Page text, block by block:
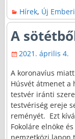
Hírek, Új
A
2021. április 4.
A koronavíus
Húsvét átmenet a
testvér iránti
testvériség ereje
reményét. Ezt
Fokoláre elnöke
nemzetközi lapon